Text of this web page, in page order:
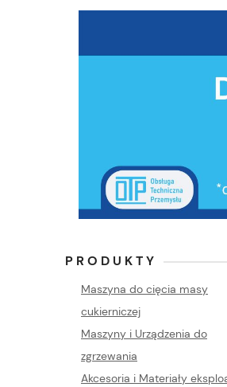
PRODUKTY
Maszyna do cięcia masy
cukierniczej
Maszyny i Urządzenia do
zgrzewania
Akcesoria i Materiały